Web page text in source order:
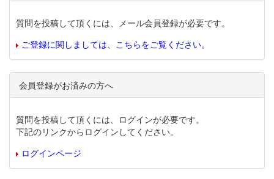
質問を投稿して頂くには、メール会員登録が必要です。
ご登録に関しましては、こちらをご覧ください。
会員登録がお済みの方へ
質問を投稿して頂くには、ログインが必要です。
下記のリンクからログインしてください。
ログインページ